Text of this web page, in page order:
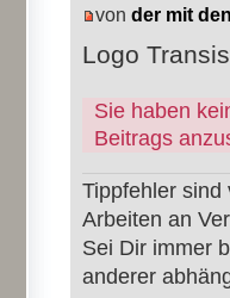
von der mit
Logo
Sie haben
Beitrags
Tippfehler sind
Arbeiten an
Sei Dir immer
anderer